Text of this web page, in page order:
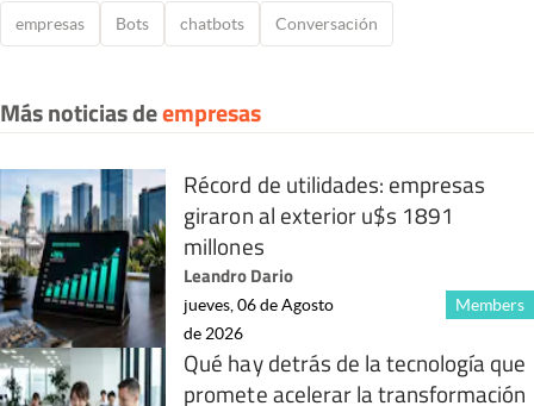
empresas Bots chatbots Conversación
Más noticias deempresas
Récord de utilidades: empresas
giraron al exterior u$s 1891
millones
Leandro Dario
Members
jueves, 06 de Agosto
de 2026
Qué hay detrás de la tecnología que
promete acelerar la transformación